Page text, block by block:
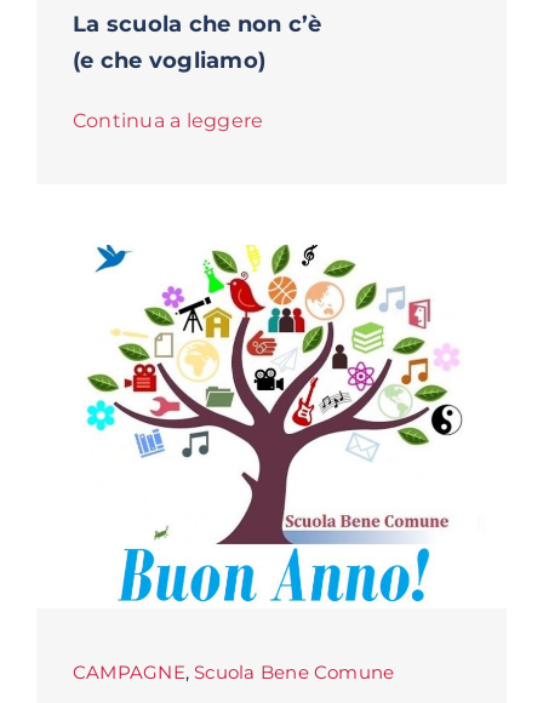
La scuola che non c’è
(e che vogliamo)
Continua a leggere
CAMPAGNE,Scuola Bene Comune